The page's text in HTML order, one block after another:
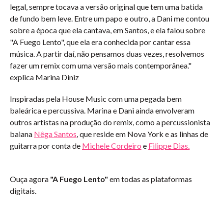
legal, sempre tocava a versão original que tem uma batida
de fundo bem leve. Entre um papo e outro, a Dani me contou
sobre a época que ela cantava, em Santos, e ela falou sobre
"A Fuego Lento", que ela era conhecida por cantar essa
música. A partir daí, não pensamos duas vezes, resolvemos
fazer um remix com uma versão mais contemporânea."
explica Marina Diniz
Inspiradas pela House Music com uma pegada bem
baleárica e percussiva. Marina e Dani ainda envolveram
outros artistas na produção do remix, como a percussionista
baiana Nêga Santos, que reside em Nova York e as linhas de
guitarra por conta de Michele Cordeiro e Filippe Dias.
Ouça agora "A Fuego Lento" em todas as plataformas
digitais.